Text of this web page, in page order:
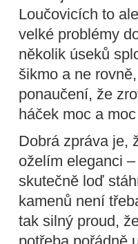
Loučovicích to
velké problémy
několik úseků
šikmo a ne
ponaučení, že
háček moc a
Dobrá zpráva je,
oželím eleganci
skutečně loď
kamenů není
tak silný proud,